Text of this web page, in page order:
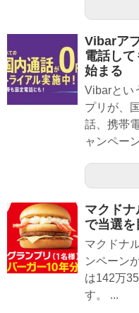
Vibarア
電話し
始まる
Vibarとい
プリが、
話、携帯
ャンペー
マクド
で当選を
マクドナ
ンペーン
は142万
す。 ...